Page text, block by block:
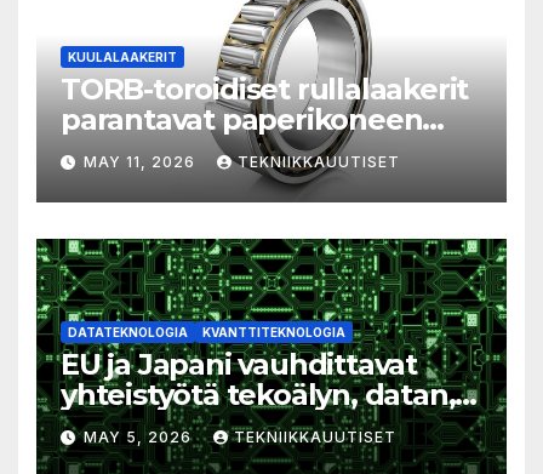
KUULALAAKERIT
TORB-toroidiset rullalaakerit
parantavat paperikoneen
tehokkuutta ja
luotettavuutta
MAY 11, 2026 TEKNIIKKAUUTISET
DATATEKNOLOGIA KVANTTITEKNOLOGIA
EU ja Japani vauhdittavat
yhteistyötä tekoälyn, datan,
kvanttiteknologian ja sirujen
alalla
MAY 5, 2026 TEKNIIKKAUUTISET